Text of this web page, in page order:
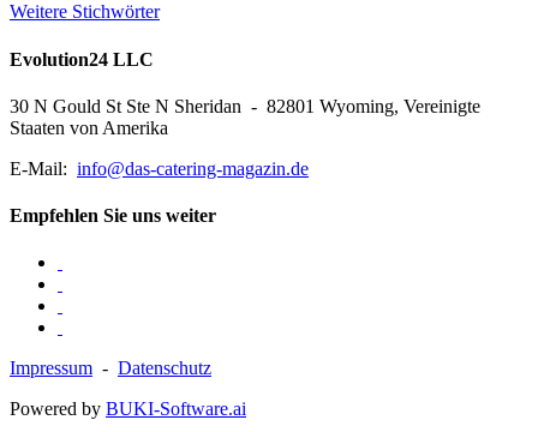
Weitere Stichwörter
Evolution24 LLC
30 N Gould St Ste N Sheridan - 82801 Wyoming, Vereinigte
Staaten von Amerika
E-Mail: info@das-catering-magazin.de
Empfehlen Sie uns weiter
Impressum - Datenschutz
Powered by BUKI-Software.ai